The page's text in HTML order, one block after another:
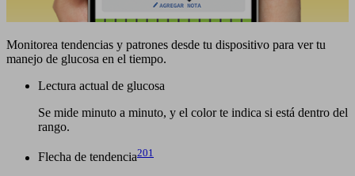
Monitorea tendencias y patrones desde tu dispositivo para ver tu
manejo de glucosa en el tiempo.
Lectura actual de glucosa
Se mide minuto a minuto, y el color te indica si está dentro del
rango.
Flecha de tendencia201